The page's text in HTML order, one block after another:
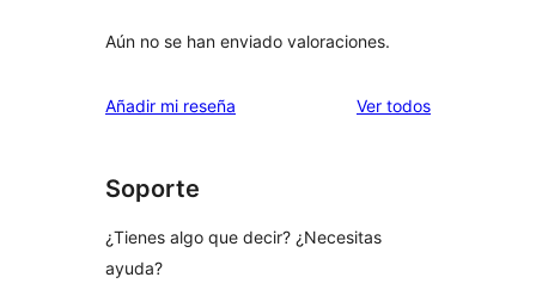
Aún no se han enviado valoraciones.
Añadir mi reseña Ver todoslos
Soporte
¿Tienes algo que decir? ¿Necesitas
ayuda?